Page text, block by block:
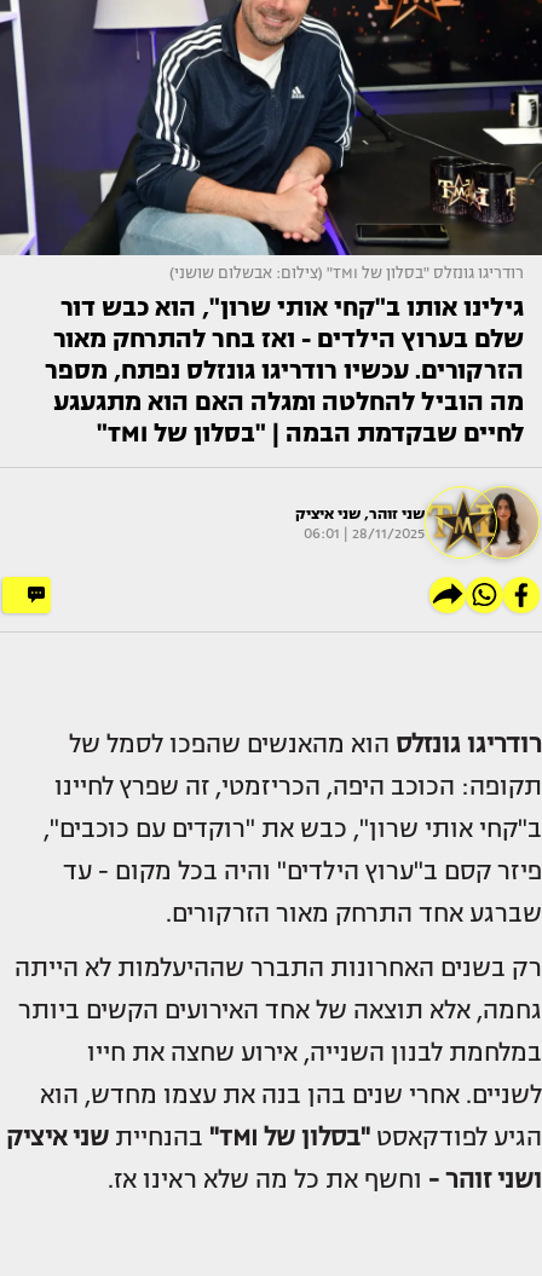
רודריגו גונזלס "בסלון של TMI" (צילום: אבשלום שושני)
גילינו אותו ב"קחי אותי שרון", הוא כבש דור
שלם בערוץ הילדים - ואז בחר להתרחק מאור
הזרקורים. עכשיו רודריגו גונזלס נפתח, מספר
מה הוביל להחלטה ומגלה האם הוא מתגעגע
לחיים שבקדמת הבמה | "בסלון של TMI"
שני זוהר, שני איציק
28/11/2025 | 06:01
רודריגו גונזלס הוא מהאנשים שהפכו לסמל של
תקופה: הכוכב היפה, הכריזמטי, זה שפרץ לחיינו
ב"קחי אותי שרון", כבש את "רוקדים עם כוכבים",
פיזר קסם ב"ערוץ הילדים" והיה בכל מקום - עד
שברגע אחד התרחק מאור הזרקורים.
רק בשנים האחרונות התברר שההיעלמות לא הייתה
גחמה, אלא תוצאה של אחד האירועים הקשים ביותר
במלחמת לבנון השנייה, אירוע שחצה את חייו
לשניים. אחרי שנים בהן בנה את עצמו מחדש, הוא
הגיע לפודקאסט "בסלון של TMI" בהנחיית שני איציק
ושני זוהר - וחשף את כל מה שלא ראינו אז.